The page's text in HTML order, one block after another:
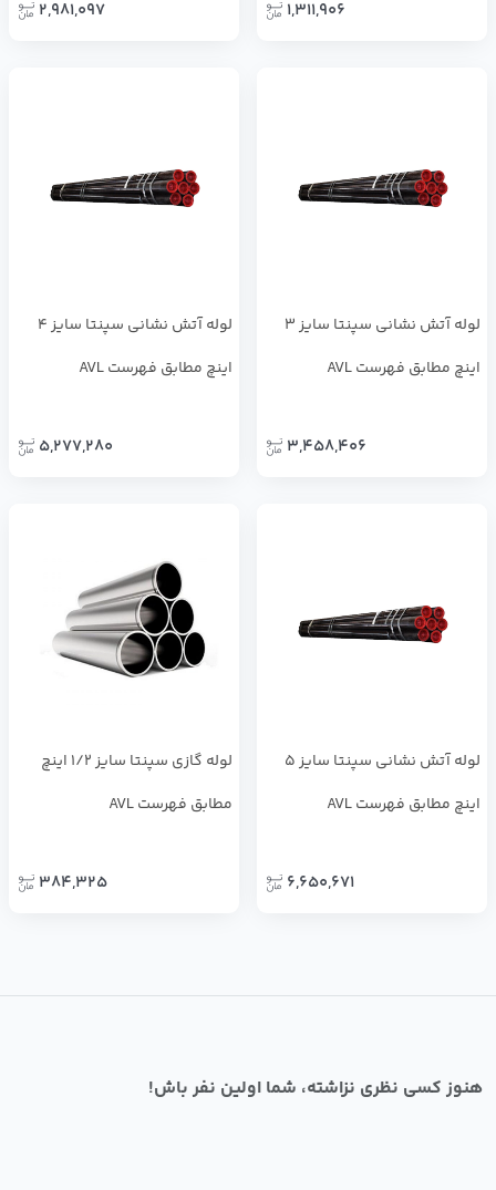
1,311,906
2,981,097
لوله آتش نشانی سپنتا سایز 3
اینچ مطابق فهرست AVL
3,458,406
لوله آتش نشانی سپنتا سایز 4
اینچ مطابق فهرست AVL
5,277,280
لوله آتش نشانی سپنتا سایز 5
اینچ مطابق فهرست AVL
6,650,671
لوله گازی سپنتا سایز 1/2 اینچ
مطابق فهرست AVL
384,325
هنوز کسی نظری نزاشته، شما اولین نفر باش!